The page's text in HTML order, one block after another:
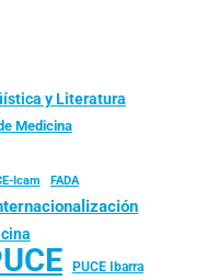
y Literatura
Medicina
Icam FADA
PUCE Ibarra